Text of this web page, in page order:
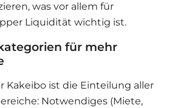
was vor allem für
Liquidität wichtig ist.
für mehr
Kakeibo ist die Einteilung aller
Notwendiges (Miete,